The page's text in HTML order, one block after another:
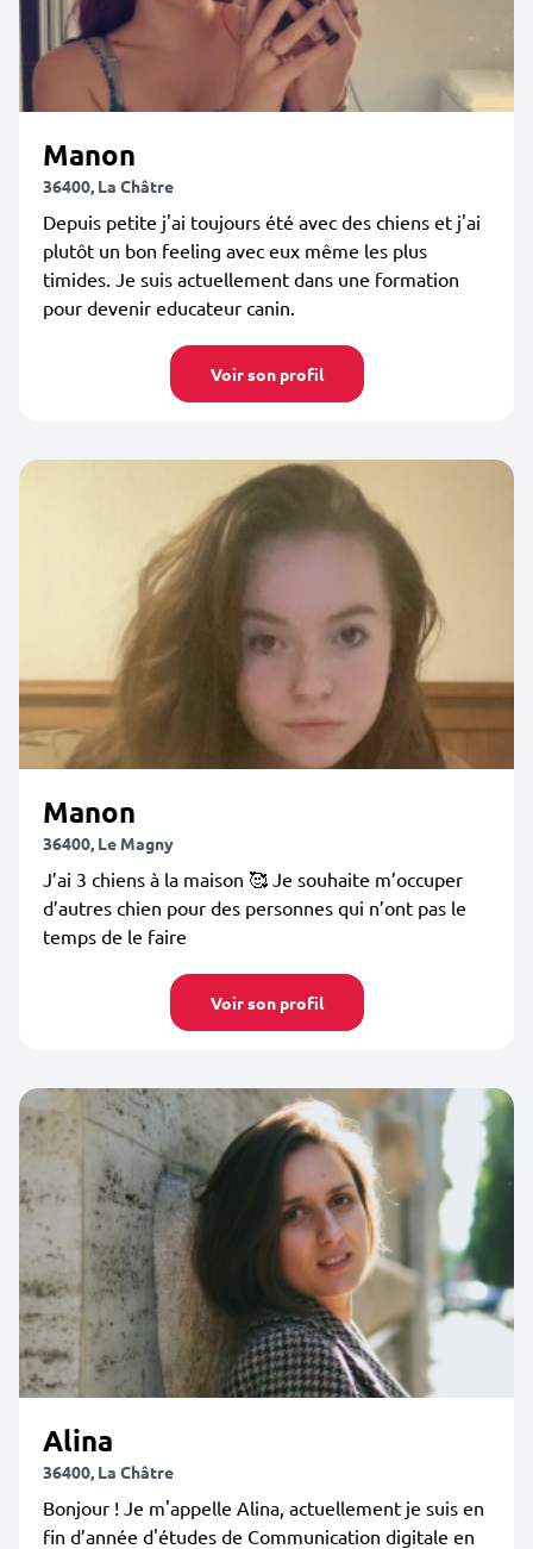
Manon
36400, La Châtre
Depuis petite j'ai toujours été avec des chiens et j'ai
plutôt un bon feeling avec eux même les plus
timides. Je suis actuellement dans une formation
pour devenir educateur canin.
Voir son profil
Manon
36400, Le Magny
J’ai 3 chiens à la maison 🥰 Je souhaite m’occuper
d’autres chien pour des personnes qui n’ont pas le
temps de le faire
Voir son profil
Alina
36400, La Châtre
Bonjour ! Je m'appelle Alina, actuellement je suis en
fin d’année d'études de Communication digitale en